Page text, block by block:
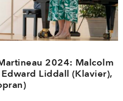
2024: Malcolm
Liddall (Klavier),